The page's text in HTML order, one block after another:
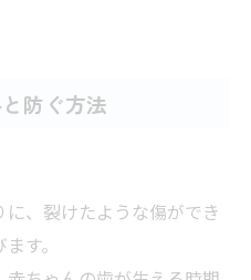
防ぐ方法
、裂けたような傷ができ
す。